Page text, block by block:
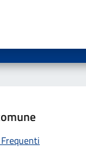
5 stelle su 5
stelle su 5
su 5
5
5